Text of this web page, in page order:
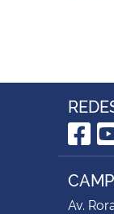
Av.